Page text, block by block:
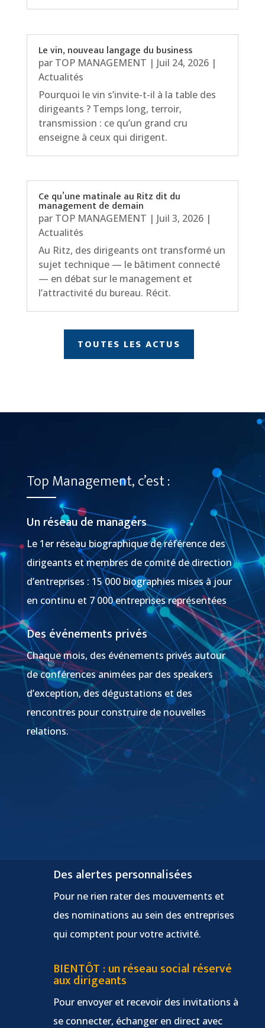
Le vin, nouveau langage du business
par TOP MANAGEMENT | Juil 24, 2026|
Actualités
Pourquoi le vin s’invite-t-il à la table des
dirigeants ? Temps long, terroir,
transmission : ce qu’un grand cru
enseigne à ceux qui dirigent.
Ce qu’une matinale au Ritz dit du
management de demain
par TOP MANAGEMENT | Juil 3, 2026|
Actualités
Au Ritz, des dirigeants ont transformé un
sujet technique — le bâtiment connecté
— en débat sur le management et
l’attractivité du bureau. Récit.
TOUTES LES ACTUS
Top Management, c’est :
Un réseau de managers
Le 1er réseau biographique de référence des
dirigeants et membres de comité de direction
d’entreprises : 15 000 biographies mises à jour
en continu et 7 000 entreprises représentées
Des événements privés
Chaque mois, des événements privés autour
de conférences animées par des speakers
d’exception, des dégustations et des
rencontres pour construire de nouvelles
relations.
Des alertes personnalisées
Pour ne rien rater des mouvements et
des nominations au sein des entreprises
qui comptent pour votre activité.
BIENTÔT : un réseau social réservé
aux dirigeants
Pour envoyer et recevoir des invitations à
se connecter, échanger en direct avec